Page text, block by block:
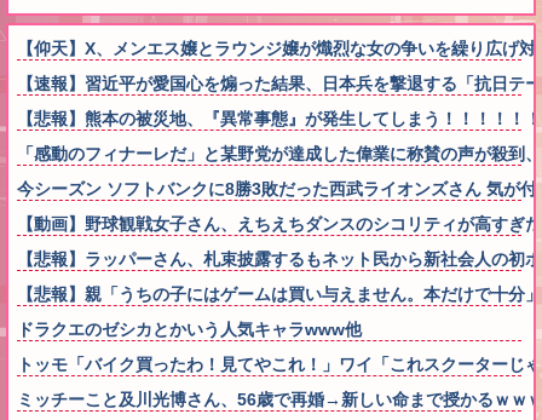
【仰天】X、メンエス嬢とラウンジ嬢が熾烈な女の争いを繰り広げ
【速報】習近平が愛国心を煽った結果、日本兵を撃退する「抗日
【悲報】熊本の被災地、『異常事態』が発生してしまう！！！！！
「感動のフィナーレだ」と某野党が達成した偉業に称賛の声が殺
今シーズン ソフトバンクに8勝3敗だった西武ライオンズさん 気が
【動画】野球観戦女子さん、えちえちダンスのシコリティが高すぎ
【悲報】ラッパーさん、札束披露するもネット民から新社会人の初
【悲報】親「うちの子にはゲームは買い与えません。本だけで十分
ドラクエのゼシカとかいう人気キャラwww他
トッモ「バイク買ったわ！見てやこれ！」ワイ「これスクーターじ
ミッチーこと及川光博さん、56歳で再婚→新しい命まで授かるｗｗ